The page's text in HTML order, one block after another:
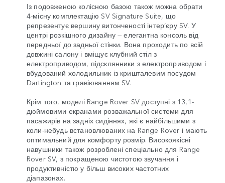
Із подовженою колісною базою також можна обрати
4-місну комплектацію SV Signature Suite, що
репрезентує вершину витонченості інтер’єру SV. У
центрі розкішного дизайну — елегантна консоль від
передньої до задньої стінки. Вона проходить по всій
довжині салону і вміщує клубний стіл з
електроприводом, підсклянники з електроприводом і
вбудований холодильник із кришталевим посудом
Dartington та гравіюванням SV.
Крім того, моделі Range Rover SV доступні з 13,1-
дюймовими екранами розважальної системи для
пасажирів на задніх сидіннях, які є найбільшими з
коли-небудь встановлюваних на Range Rover і мають
оптимальний для комфорту розмір. Високоякісні
навушники також розроблені спеціально для Range
Rover SV, з покращеною чистотою звучання і
продуктивністю у більш високих частотних
діапазонах.